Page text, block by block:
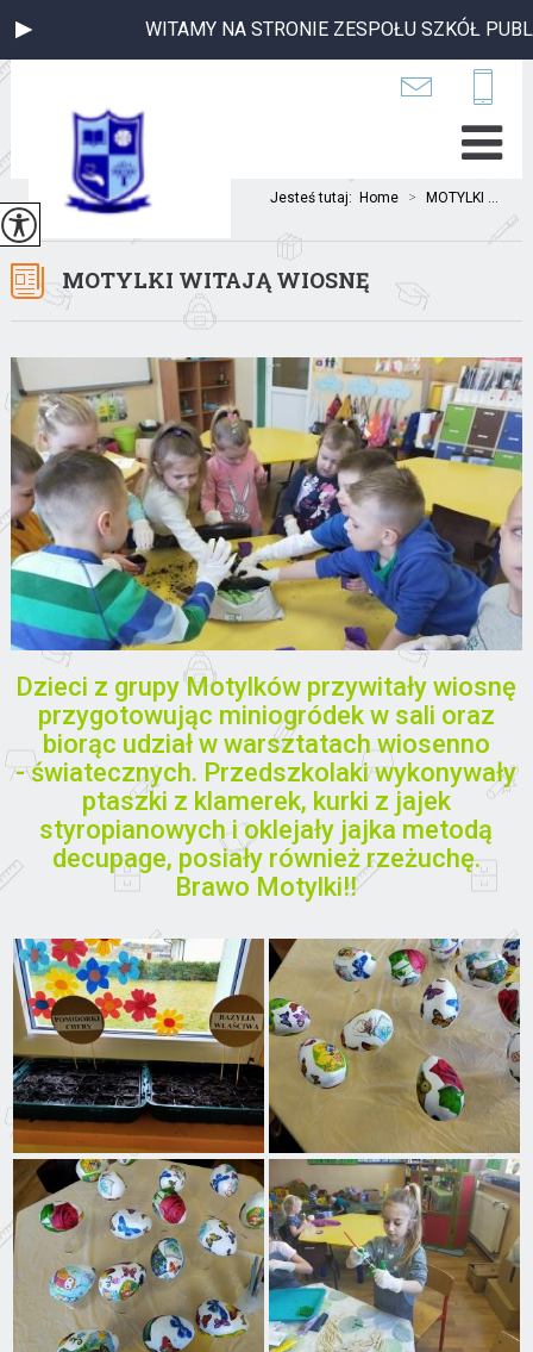
WITAMY NA STRONIE ZESPOŁU SZKÓŁ
Jesteś tutaj: Home > MOTYLKI ...
MOTYLKI WITAJĄ WIOSNĘ
Dzieci z grupy Motylków przywitały wiosnę
przygotowując miniogródek w sali oraz
biorąc udział w warsztatach wiosenno
- światecznych. Przedszkolaki wykonywały
ptaszki z klamerek, kurki z jajek
styropianowych i oklejały jajka metodą
decupage, posiały również rzeżuchę.
Brawo Motylki!!